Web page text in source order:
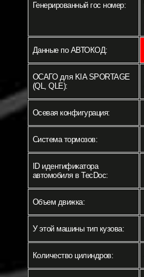
Генерированный гос номер:
Данные по АВТОКОД:
ОСАГО для KIA SPORTAGE
(QL, QLE):
Осевая конфигурация:
Система тормозов:
ID идентификатора
автомобиля в TecDoc:
Объем движка:
У этой машины тип кузова:
Количество цилиндров: